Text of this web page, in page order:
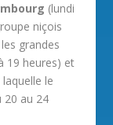
(lundi
niçois
grandes
19 heures) et
laquelle le
20 au 24